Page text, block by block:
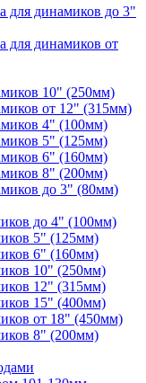
для динамиков до 3"
для динамиков от
10" (250мм)
от 12" (315мм)
4" (100мм)
5" (125мм)
6" (160мм)
8" (200мм)
до 3" (80мм)
до 4" (100мм)
5" (125мм)
6" (160мм)
10" (250мм)
12" (315мм)
15" (400мм)
от 18" (450мм)
8" (200мм)